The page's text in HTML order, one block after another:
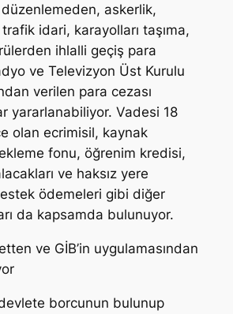
düzenlemeden, askerlik,
idari, karayolları taşıma,
ihlalli geçiş para
ve Televizyon Üst Kurulu
verilen para cezası
yararlanabiliyor. Vadesi 18
olan ecrimisil, kaynak
fonu, öğrenim kredisi,
ve haksız yere
ödemeleri gibi diğer
da kapsamda bulunuyor.
ve GİB’in uygulamasından
borcunun bulunup